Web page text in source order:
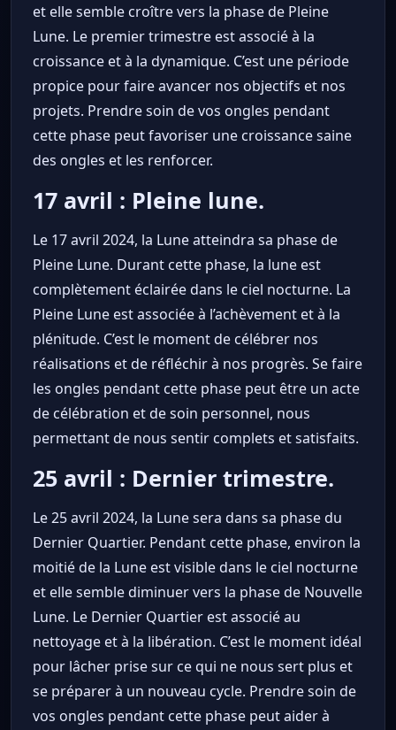
et elle semble croître vers la phase de Pleine
Lune. Le premier trimestre est associé à la
croissance et à la dynamique. C’est une période
propice pour faire avancer nos objectifs et nos
projets. Prendre soin de vos ongles pendant
cette phase peut favoriser une croissance saine
des ongles et les renforcer.
17 avril : Pleine lune.
Le 17 avril 2024, la Lune atteindra sa phase de
Pleine Lune. Durant cette phase, la lune est
complètement éclairée dans le ciel nocturne. La
Pleine Lune est associée à l’achèvement et à la
plénitude. C’est le moment de célébrer nos
réalisations et de réfléchir à nos progrès. Se faire
les ongles pendant cette phase peut être un acte
de célébration et de soin personnel, nous
permettant de nous sentir complets et satisfaits.
25 avril : Dernier trimestre.
Le 25 avril 2024, la Lune sera dans sa phase du
Dernier Quartier. Pendant cette phase, environ la
moitié de la Lune est visible dans le ciel nocturne
et elle semble diminuer vers la phase de Nouvelle
Lune. Le Dernier Quartier est associé au
nettoyage et à la libération. C’est le moment idéal
pour lâcher prise sur ce qui ne nous sert plus et
se préparer à un nouveau cycle. Prendre soin de
vos ongles pendant cette phase peut aider à